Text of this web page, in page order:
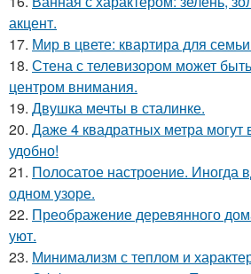
акцент.
17. Мир в цвете: квартира для
18. Стена с телевизором может
центром внимания.
19. Двушка мечты в сталинке.
20. Даже 4 квадратных метра могут
удобно!
21. Полосатое настроение. Иногда
одном узоре.
22. Преображение деревянного
уют.
23. Минимализм с теплом и